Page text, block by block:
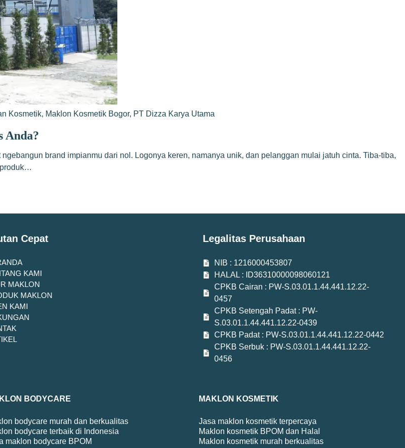
Kosmetik, Maklon Kosmetik Bogor, PT Dizza Karya Utama
Anda?
brand impianmu dari nol. Logonya keren, namanya unik, dan pelanggan mulai jatuh cinta. Tiba-tiba,
produk…
Cepat
KAMI
MAKLON
MAKLON
KAMI
Legalitas Perusahaan
NIB : 1216000453807
HALAL : ID36310000098060121
CPKB Cairan : PW-S.03.01.1.44.441.12.22-
0457
CPKB Setengah Padat : PW-
S.03.01.1.44.441.12.22-0439
CPKB Padat : PW-S.03.01.1.44.441.12.22-0442
CPKB Serbuk : PW-S.03.01.1.44.441.12.22-
0456
BODYCARE
bodycare murah dan berkualitas
bodycare terbaik di Indonesia
maklon bodycare BPOM
MAKLON KOSMETIK
Jasa maklon kosmetik terpercaya
Maklon kosmetik BPOM dan Halal
Maklon kosmetik murah berkualitas